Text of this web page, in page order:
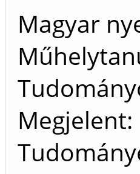
Magyar
Megjelent: